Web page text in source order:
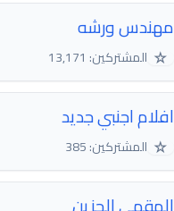
مهندس ورشه
☆ المشتركين: 13,171
افلام اجنبي جديد
☆ المشتركين: 385